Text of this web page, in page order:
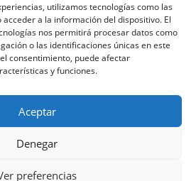
utilizamos tecnologías como las
a la información del dispositivo. El
nos permitirá procesar datos como
o las identificaciones únicas en este
consentimiento, puede afectar
y funciones.
Aceptar
Denegar
preferencias
Lluïsos Mataró
Atletisme Lluïsos Mataró.
de Privacitat